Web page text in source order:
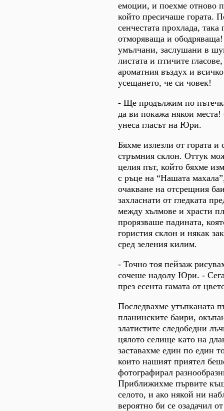
емоции, и поехме отново
който пресичаше гората.
сенчестата прохлада, така
отморяваща и
умълчани, заслушани в
листата и птичите
ароматния въздух и
усещането, че си човек!
- Ще продължим по
да ви покажа някои
унеса гласът на Юри.
Бяхме излезли от гората и
стръмния склон. Оттук
целия път, който бяхме
с ръце на “Нашата
очакване на отсрещния
захласнати от гледката
между хълмове и храсти
прорязваше падината,
гористия склон и някак
сред зеления килим.
- Точно тоя пейзаж
сочеше надолу Юри. -
през есента гамата от
Последвахме утъпканата
планинските баири,
златистите следобедни
цялото селище като на
заставахме един по един
които нашият приятел
фотографирал
Приближихме първите
селото, и ако някой ни
вероятно би се озадачил